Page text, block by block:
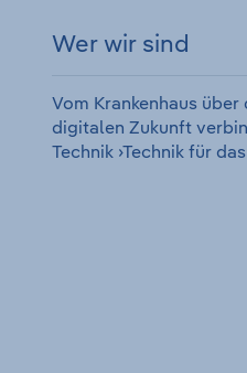
Wer wir sind
Vom Krankenhaus
digitalen Zukunft
Technik ›Technik für